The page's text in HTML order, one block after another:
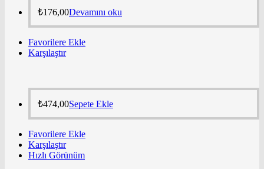
₺176,00Devamını oku
Favorilere Ekle
Karşılaştır
₺474,00Sepete Ekle
Favorilere Ekle
Karşılaştır
Hızlı Görünüm